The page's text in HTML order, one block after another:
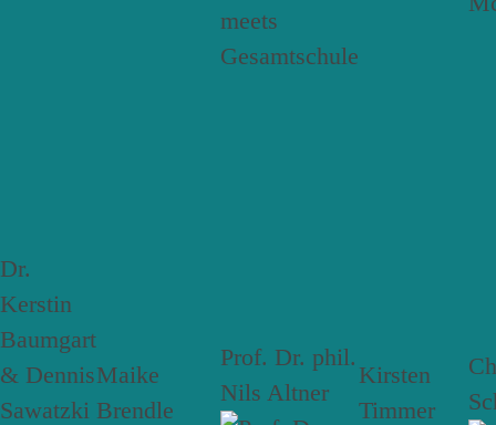
Dr.
Kerstin
Baumgart
& Dennis
Sawatzki
Maike
Brendle
Prof. Dr. phil.
Nils Altner
Kirsten
Timmer